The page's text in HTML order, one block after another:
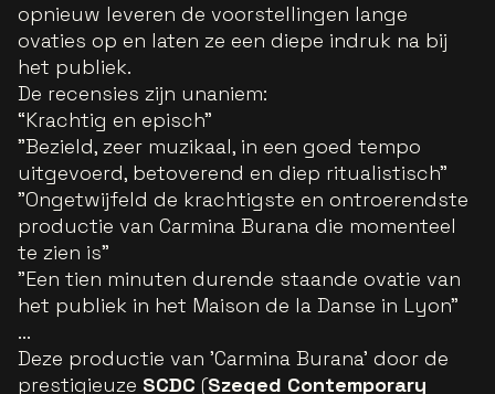
opnieuw leveren de voorstellingen lange
ovaties op en laten ze een diepe indruk na bij
het publiek.
De recensies zijn unaniem:
“Krachtig en episch”
"Bezield, zeer muzikaal, in een goed tempo
uitgevoerd, betoverend en diep ritualistisch”
"Ongetwijfeld de krachtigste en ontroerendste
productie van Carmina Burana die momenteel
te zien is”
"Een tien minuten durende staande ovatie van
het publiek in het Maison de la Danse in Lyon”
...
Deze productie van 'Carmina Burana' door de
prestigieuze SCDC (Szeged Contemporary